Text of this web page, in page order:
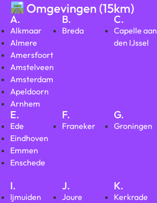
Omgevingen (15km)
A.
Alkmaar
Almere
Amersfoort
Amstelveen
Amsterdam
Apeldoorn
Arnhem
B.
Breda
C.
Capelle aan
den IJssel
E.
Ede
Eindhoven
Emmen
Enschede
F.
Franeker
G.
Groningen
I.
Ijmuiden
J.
Joure
K.
Kerkrade